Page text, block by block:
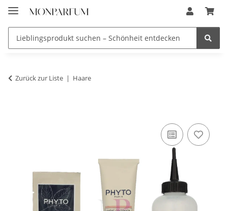
Zurück zur Liste Haare